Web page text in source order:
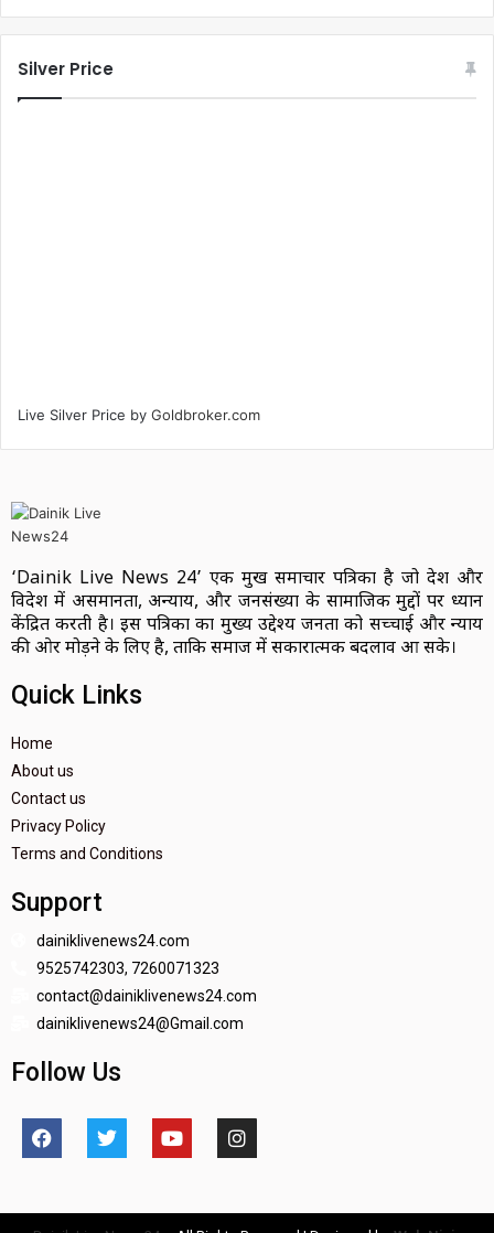
Silver Price
Live Silver Price by Goldbroker.com
‘Dainik Live News 24’ एक प्रमुख समाचार पत्रिका है जो देश और
विदेश में असमानता, अन्याय, और जनसंख्या के सामाजिक मुद्दों पर ध्यान
केंद्रित करती है। इस पत्रिका का मुख्य उद्देश्य जनता को सच्चाई और न्याय
की ओर मोड़ने के लिए है, ताकि समाज में सकारात्मक बदलाव आ सके।
Quick Links
Home
About us
Contact us
Privacy Policy
Terms and Conditions
Support
dainiklivenews24.com
9525742303, 7260071323
contact@dainiklivenews24.com
dainiklivenews24@Gmail.com
Follow Us